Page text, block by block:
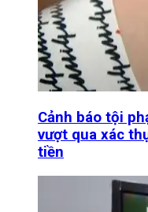
Cảnh báo tội
vượt qua xác
tiền